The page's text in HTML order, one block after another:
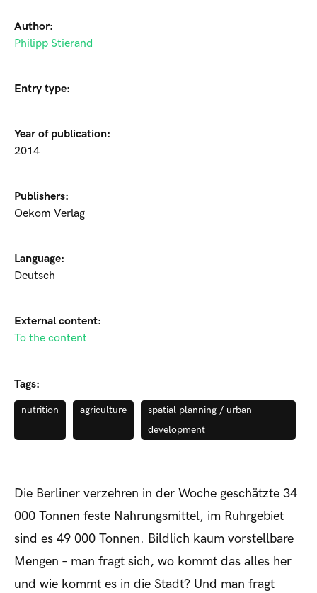
Author:
Philipp Stierand
Entry type:
Year of publication:
2014
Publishers:
Oekom Verlag
Language:
Deutsch
External content:
To the content
Tags:
nutrition agriculture
spatial planning / urban
development
Die Berliner verzehren in der Woche geschätzte 34
000 Tonnen feste Nahrungsmittel, im Ruhrgebiet
sind es 49 000 Tonnen. Bildlich kaum vorstellbare
Mengen – man fragt sich, wo kommt das alles her
und wie kommt es in die Stadt? Und man fragt